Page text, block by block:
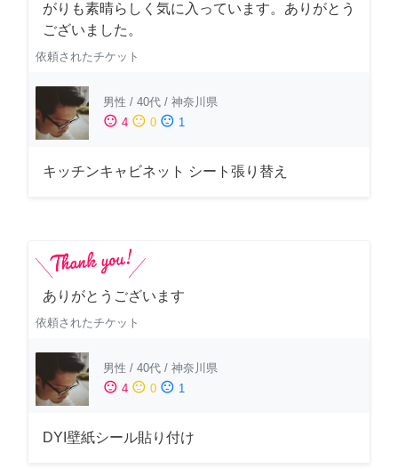
がりも素晴らしく気に入っています。ありがとう
ございました。
依頼されたチケット
男性 / 40代 / 神奈川県
sentiment_satisfied 4 sentiment_neutral 0 sentiment_dissatisfied 1
キッチンキャビネット シート張り替え
ありがとうございます
依頼されたチケット
男性 / 40代 / 神奈川県
sentiment_satisfied 4 sentiment_neutral 0 sentiment_dissatisfied 1
DYI壁紙シール貼り付け